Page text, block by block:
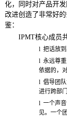
化，同时对产品开
改进创造了非常好
鉴：
IPMT核心成员
l 把话放
l 永远尊
依据的，
l 倡导团
进行跨部
l 一个声
见。一个